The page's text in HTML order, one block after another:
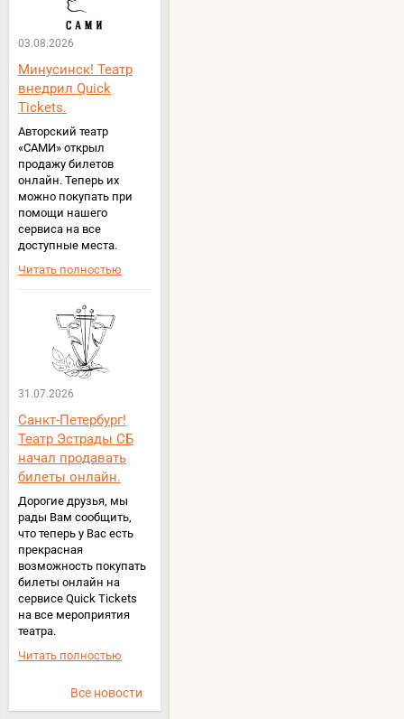
03.08.2026
Минусинск! Театр
внедрил Quick
Tickets.
Авторский театр
«САМИ» открыл
продажу билетов
онлайн. Теперь их
можно покупать при
помощи нашего
сервиса на все
доступные места.
Читать полностью
31.07.2026
Санкт-Петербург!
Театр Эстрады СБ
начал продавать
билеты онлайн.
Дорогие друзья, мы
рады Вам сообщить,
что теперь у Вас есть
прекрасная
возможность покупать
билеты онлайн на
сервисе Quick Tickets
на все мероприятия
театра.
Читать полностью
Все новости